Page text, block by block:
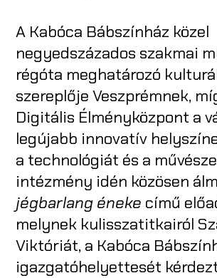
A Kabóca Bábszínház közel
negyedszázados szakmai
régóta meghatározó
szereplője Veszprémnek,
Digitális Élményközpont a
legújabb innovatív
a technológiát és a
intézmény idén közösen
jégbarlang éneke című
melynek kulisszatitkairól
Viktóriát, a Kabóca
igazgatóhelyettesét